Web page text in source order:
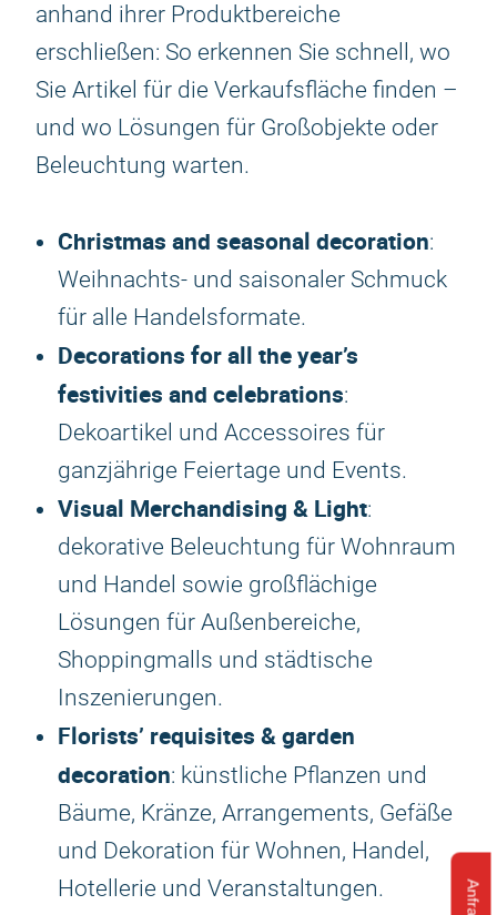
anhand ihrer Produktbereiche
erschließen: So erkennen Sie schnell, wo
Sie Artikel für die Verkaufsfläche finden –
und wo Lösungen für Großobjekte oder
Beleuchtung warten.
Christmas and seasonal decoration:
Weihnachts- und saisonaler Schmuck
für alle Handelsformate.
Decorations for all the year’s
festivities and celebrations:
Dekoartikel und Accessoires für
ganzjährige Feiertage und Events.
Visual Merchandising & Light:
dekorative Beleuchtung für Wohnraum
und Handel sowie großflächige
Lösungen für Außenbereiche,
Shoppingmalls und städtische
Inszenierungen.
Florists’ requisites & garden
decoration: künstliche Pflanzen und
Bäume, Kränze, Arrangements, Gefäße
und Dekoration für Wohnen, Handel,
Hotellerie und Veranstaltungen.